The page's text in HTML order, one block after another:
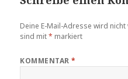
Deine E-Mail-Adresse wird
sind mit* markiert
KOMMENTAR*